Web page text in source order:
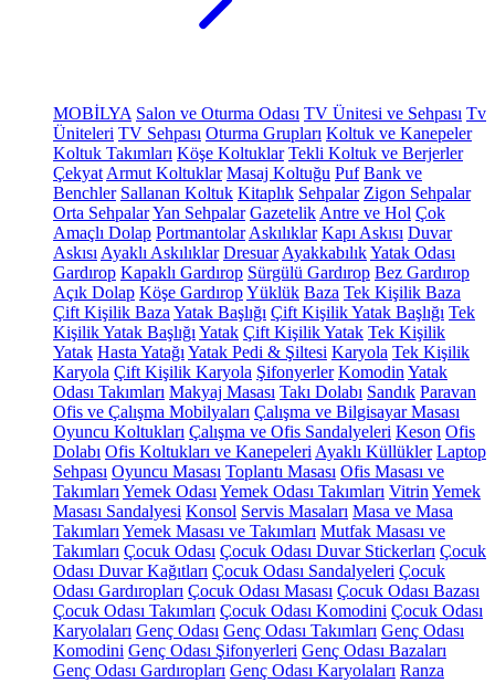
MOBİLYA Salon ve Oturma Odası TV Ünitesi ve Sehpası Tv
Üniteleri TV Sehpası Oturma Grupları Koltuk ve Kanepeler
Koltuk Takımları Köşe Koltuklar Tekli Koltuk ve Berjerler
Çekyat Armut Koltuklar Masaj Koltuğu Puf Bank ve
Benchler Sallanan Koltuk Kitaplık Sehpalar Zigon Sehpalar
Orta SehpalarYan Sehpalar Gazetelik Antre ve Hol Çok
Amaçlı Dolap Portmantolar Askılıklar Kapı Askısı Duvar
Askısı Ayaklı Askılıklar Dresuar AyakkabılıkYatak Odası
Gardırop Kapaklı Gardırop Sürgülü Gardırop Bez Gardırop
Açık Dolap Köşe GardıropYüklük Baza Tek Kişilik Baza
Çift Kişilik Baza Yatak Başlığı Çift Kişilik Yatak Başlığı Tek
Kişilik Yatak Başlığı Yatak Çift Kişilik Yatak Tek Kişilik
Yatak Hasta Yatağı Yatak Pedi & Şiltesi Karyola Tek Kişilik
Karyola Çift Kişilik Karyola Şifonyerler Komodin Yatak
Odası Takımları Makyaj Masası Takı Dolabı Sandık Paravan
Ofis ve Çalışma Mobilyaları Çalışma ve Bilgisayar Masası
Oyuncu Koltukları Çalışma ve Ofis Sandalyeleri Keson Ofis
Dolabı Ofis Koltukları ve Kanepeleri Ayaklı Küllükler Laptop
Sehpası Oyuncu Masası Toplantı Masası Ofis Masası ve
Takımları Yemek Odası Yemek Odası Takımları Vitrin Yemek
Masası Sandalyesi Konsol Servis Masaları Masa ve Masa
Takımları Yemek Masası ve Takımları Mutfak Masası ve
Takımları Çocuk Odası Çocuk Odası Duvar Stickerları Çocuk
Odası Duvar Kağıtları Çocuk Odası Sandalyeleri Çocuk
Odası Gardıropları Çocuk Odası Masası Çocuk Odası Bazası
Çocuk Odası Takımları Çocuk Odası Komodini Çocuk Odası
Karyolaları Genç Odası Genç Odası Takımları Genç Odası
Komodini Genç Odası Şifonyerleri Genç Odası Bazaları
Genç Odası Gardıropları Genç Odası Karyolaları Ranza